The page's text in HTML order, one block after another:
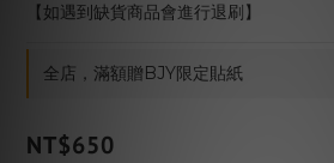
【如遇到缺貨商品會進行退刷】
全店，滿額贈BJY限定貼紙
NT$650